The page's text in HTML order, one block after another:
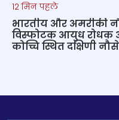
12 मिन पहले
भारतीय और अमरीकी
विस्फोटक आयुध रोधक
कोच्चि स्थित दक्षिणी